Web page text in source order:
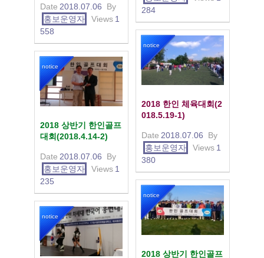
284
Date 2018.07.06
By
홍보운영자
Views 1
558
notice
2018 한인 체육대회(2
018.5.19-1)
Date 2018.07.06
By
홍보운영자
Views 1
380
notice
2018 상반기 한인골프
대회(2018.4.14-2)
Date 2018.07.06
By
홍보운영자
Views 1
235
notice
2018 상반기 한인골프
notice